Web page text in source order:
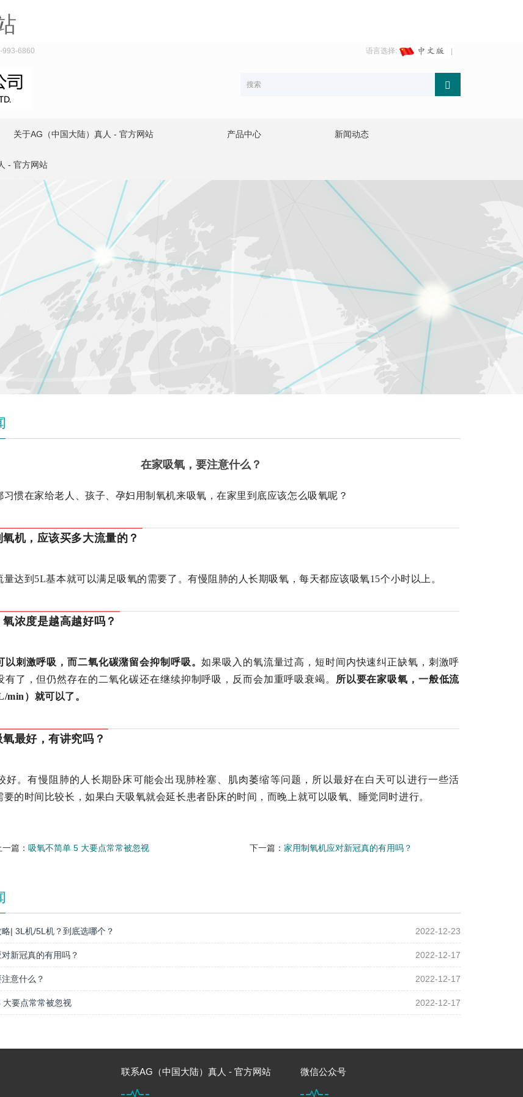
993-6860 语言选择:
关于AG（中国大陆）真人 - 官方网站 产品中心 新闻动态
- 官方网站
在家吸氧，要注意什么？
习惯在家给老人、孩子、孕妇用制氧机来吸氧，在家里到底应该怎么吸氧呢？
机，应该买多大流量的？
量达到5L基本就可以满足吸氧的需要了。有慢阻肺的人长期吸氧，每天都应该吸氧15个小时以上。
浓度是越高越好吗？
以刺激呼吸，而二氧化碳潴留会抑制呼吸。如果吸入的氧流量过高，短时间内快速纠正缺氧，刺激呼
有了，但仍然存在的二氧化碳还在继续抑制呼吸，反而会加重呼吸衰竭。
所以要在家吸氧，一般低流
min）就可以了。
最好，有讲究吗？
好。有慢阻肺的人长期卧床可能会出现肺栓塞、肌肉萎缩等问题，所以最好在白天可以进行一些活
要的时间比较长，如果白天吸氧就会延长患者卧床的时间，而晚上就可以吸氧、睡觉同时进行。
一篇：吸氧不简单 5 大要点常常被忽视 下一篇：家用制氧机应对新冠真的有用吗？
| 3L机/5L机？到底选哪个？ 2022-12-23
新冠真的有用吗？ 2022-12-17
意什么？ 2022-12-17
大要点常常被忽视 2022-12-17
联系AG（中国大陆）真人 - 官方网站 微信公众号